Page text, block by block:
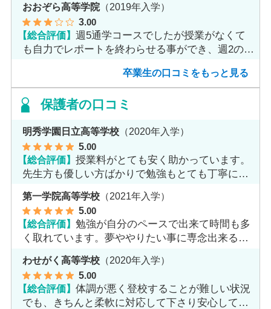
おおぞら高等学院（2019年入学）
3.00
【総合評価】週5通学コースでしたが授業がなくて
も自力でレポートを終わらせる事ができ、週2のコ
卒業生の口コミをもっと見る
保護者の口コミ
明秀学園日立高等学校 （2020年入学）
5.00
【総合評価】授業料がとても安く助かっています。
先生方も優しい方ばかりで勉強もとても丁寧に教
第一学院高等学校 （2021年入学）
5.00
【総合評価】勉強が自分のペースで出来て時間も多
く取れています。夢ややりたい事に専念出来る点
で良いと思います。
わせがく高等学校 （2020年入学）
5.00
【総合評価】体調が悪く登校することが難しい状況
でも、きちんと柔軟に対応して下さり安心して進